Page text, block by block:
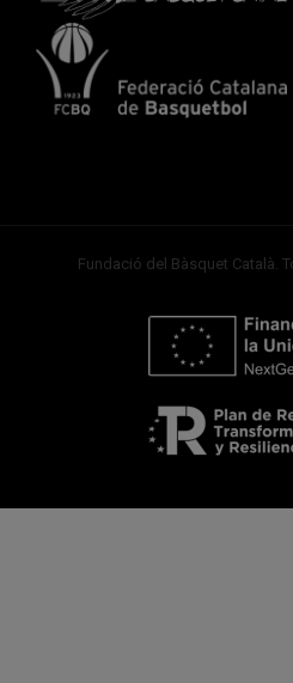
Fundació del Bàsquet Català.